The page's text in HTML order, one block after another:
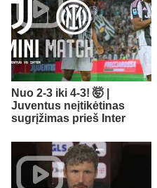
Nuo 2-3 iki 4-3! 🤯 |
Juventus neįtikėtinas
sugrįžimas prieš Inter